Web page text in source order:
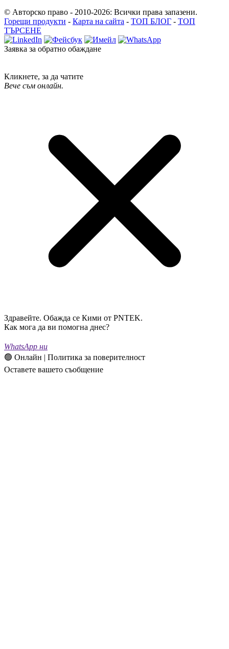
© Авторско право - 2010-2026: Всички права запазени.
Горещи продукти - Карта на сайта - ТОП БЛОГ - ТОП
ТЪРСЕНЕ
Заявка за обратно обаждане
Кликнете, за да чатите
Вече съм онлайн.
Здравейте. Обажда се Кими от PNTEK.
Как мога да ви помогна днес?
WhatsApp ни
🟢 Онлайн | Политика за поверителност
Оставете вашето съобщение